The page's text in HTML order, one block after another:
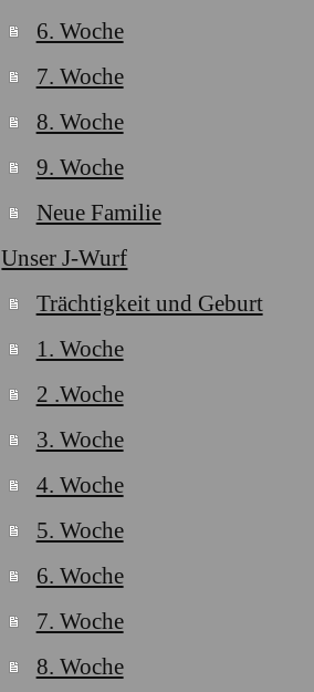
6. Woche
7. Woche
8. Woche
9. Woche
Neue Familie
Unser J-Wurf
Trächtigkeit und Geburt
1. Woche
2 .Woche
3. Woche
4. Woche
5. Woche
6. Woche
7. Woche
8. Woche